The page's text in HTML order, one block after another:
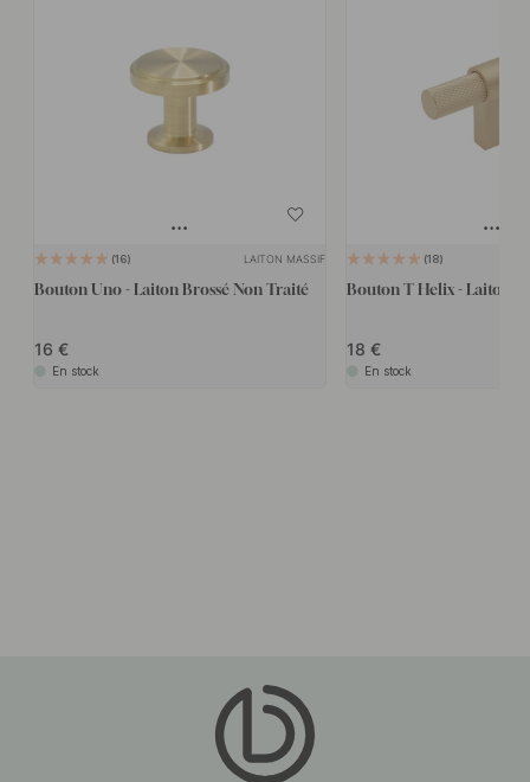
16 LAITON MASSIF
Bouton Uno - Laiton Brossé Non Traité
16
En stock
18
Bouton T Helix - Laiton
18
En stock